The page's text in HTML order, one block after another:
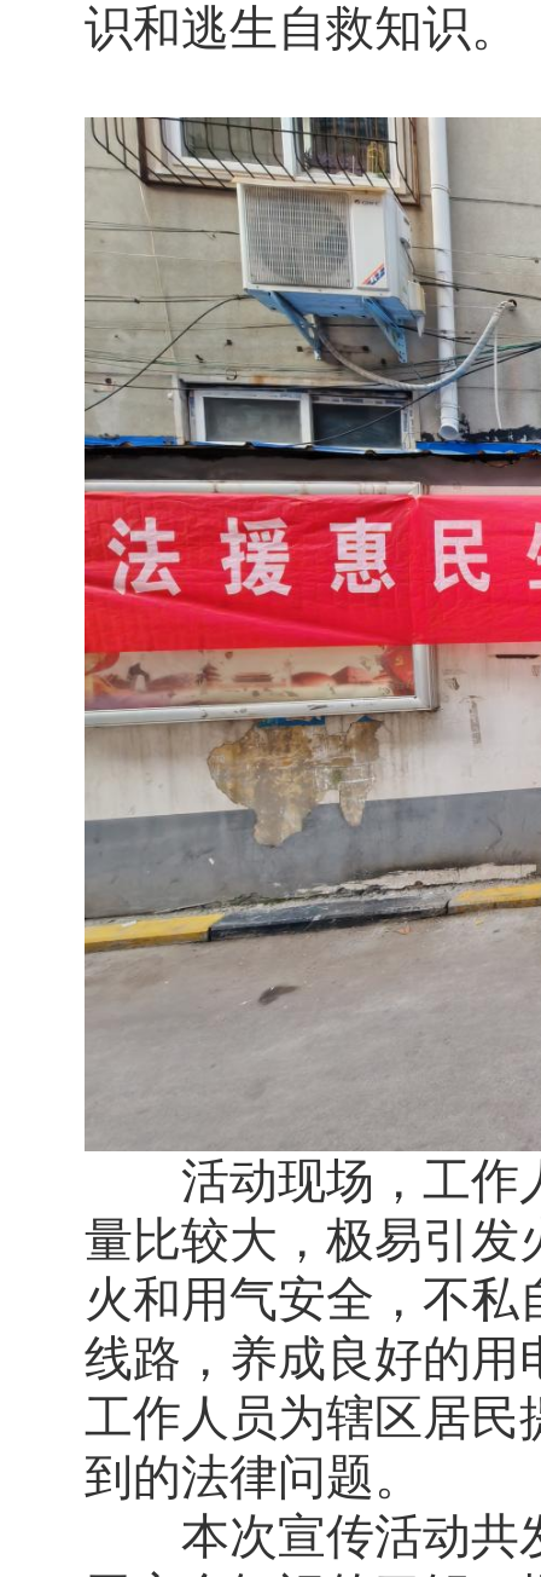
识和逃生自救知识。
活动现场，工作人
量比较大，极易引发
火和用气安全，不
线路，养成良好的用
工作人员为辖区居民
到的法律问题。
本次宣传活动共发